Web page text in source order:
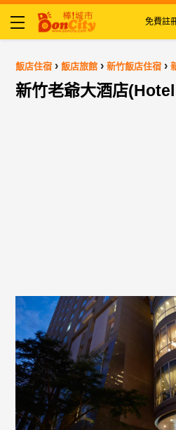
免費註
飯店住宿 ›飯店旅館 ›新竹飯店住宿 ›
新竹老爺大酒店